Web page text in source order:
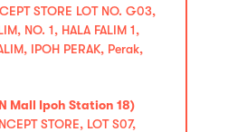
STORE LOT NO. G03,
NO. 1, HALA FALIM 1,
IPOH PERAK, Perak,
Mall Ipoh Station 18)
STORE, LOT S07,